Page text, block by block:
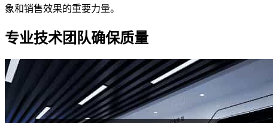
象和销售效果的重要力量。
专业技术团队确保质量